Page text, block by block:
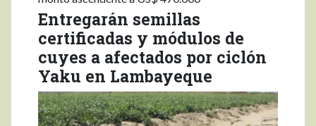
Entregarán semillas
certificadas y módulos de
cuyes a afectados por ciclón
Yaku en Lambayeque